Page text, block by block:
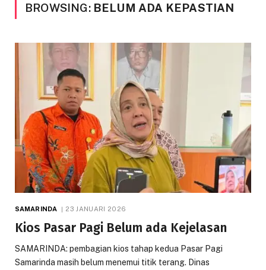
BROWSING: BELUM ADA KEPASTIAN
SAMARINDA 23 JANUARI 2026
Kios Pasar Pagi Belum ada Kejelasan
SAMARINDA: pembagian kios tahap kedua Pasar Pagi
Samarinda masih belum menemui titik terang. Dinas